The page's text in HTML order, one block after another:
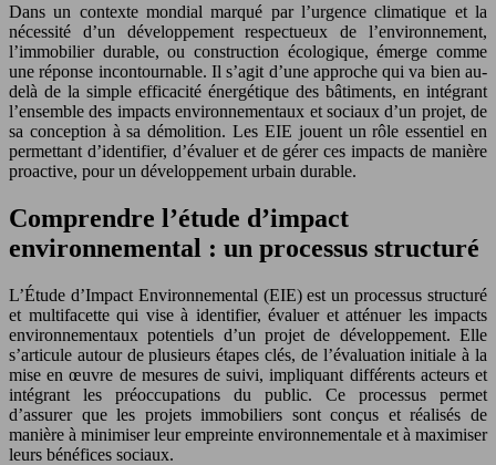
Dans un contexte mondial marqué par l’urgence climatique et la
nécessité d’un développement respectueux de l’environnement,
l’immobilier durable, ou construction écologique, émerge comme
une réponse incontournable. Il s’agit d’une approche qui va bien au-
delà de la simple efficacité énergétique des bâtiments, en intégrant
l’ensemble des impacts environnementaux et sociaux d’un projet, de
sa conception à sa démolition. Les EIE jouent un rôle essentiel en
permettant d’identifier, d’évaluer et de gérer ces impacts de manière
proactive, pour un développement urbain durable.
Comprendre l’étude d’impact
environnemental : un processus structuré
L’Étude d’Impact Environnemental (EIE) est un processus structuré
et multifacette qui vise à identifier, évaluer et atténuer les impacts
environnementaux potentiels d’un projet de développement. Elle
s’articule autour de plusieurs étapes clés, de l’évaluation initiale à la
mise en œuvre de mesures de suivi, impliquant différents acteurs et
intégrant les préoccupations du public. Ce processus permet
d’assurer que les projets immobiliers sont conçus et réalisés de
manière à minimiser leur empreinte environnementale et à maximiser
leurs bénéfices sociaux.